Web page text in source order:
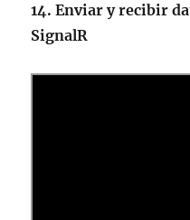
14. Enviar y recibir
SignalR